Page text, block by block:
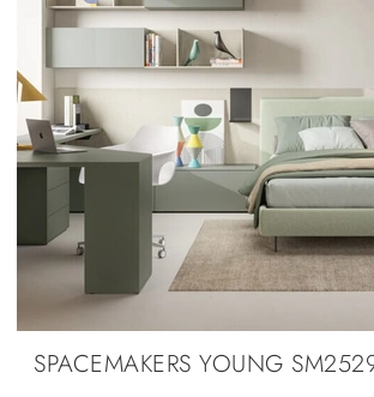
SPACEMAKERS YOUNG